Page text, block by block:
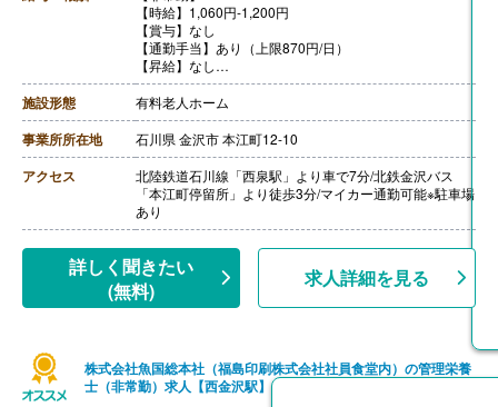
【時給】1,060円-1,200円
【賞与】なし
【通勤手当】あり（上限870円/日）
【昇給】なし
【退職金】なし
施設形態 有料老人ホーム
事業所所在地 石川県 金沢市 本江町12-10
アクセス
北陸鉄道石川線「西泉駅」より車で7分/北鉄金沢バス
「本江町停留所」より徒歩3分/マイカー通勤可能※駐車場
あり
詳しく聞きたい
(無料)
求人詳細を見る
株式会社魚国総本社（福島印刷株式会社社員食堂内）の管理栄養
士（非常勤）求人【西金沢駅】